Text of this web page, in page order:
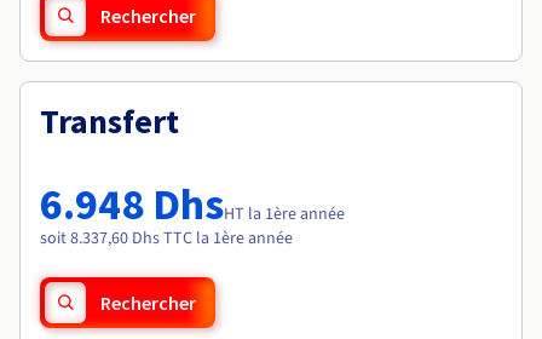
Rechercher
Transfert
6.948 DhsHT la 1ère année
soit 8.337,60 Dhs TTC la 1ère année
Rechercher